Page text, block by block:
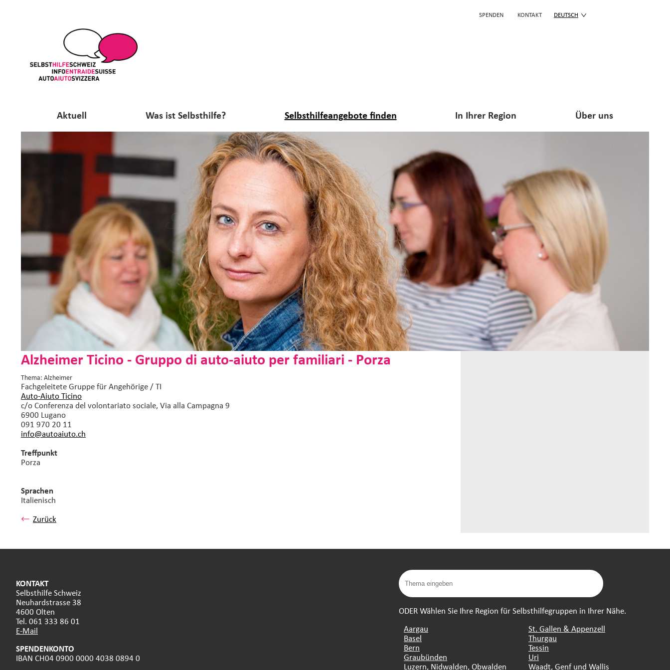
SPENDEN KONTAKT DEUTSCH
Aktuell Was ist Selbsthilfe? Selbsthilfeangebote finden In Ihrer Region Über uns
Alzheimer Ticino - Gruppo di auto-aiuto per familiari - Porza
Thema: Alzheimer
Fachgeleitete Gruppefür Angehörige / TI
Auto-Aiuto Ticino
c/o Conferenza del volontariato sociale, Via alla Campagna 9
6900 Lugano
091 970 20 11
info@autoaiuto.ch
Treffpunkt
Porza
Sprachen
Italienisch
Zurück
KONTAKT
Selbsthilfe Schweiz
Neuhardstrasse 38
4600 Olten
Tel. 061 333 86 01
E-Mail
SPENDENKONTO
IBAN CH04 0900 0000 4038 0894 0
ODER Wählen Sie Ihre Region für Selbsthilfegruppen in Ihrer Nähe.
Aargau
Basel
Bern
Graubünden
Luzern, Nidwalden, Obwalden
St. Gallen & Appenzell
Thurgau
Tessin
Uri
Waadt, Genf und Wallis